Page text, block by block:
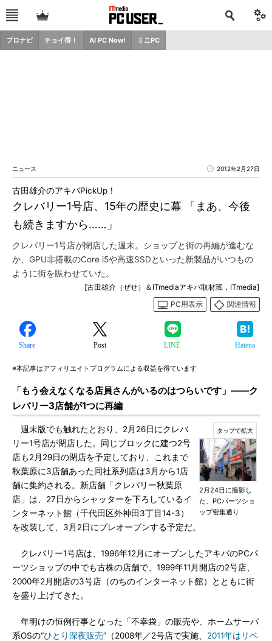
プロナビ チョイ得！ AI PC Now! ミニPC
ニュース 2012年2月27日
クレバリー1号店、15年の歴史に幕 「まあ、今後
も続きますから……」
古田雄介のアキバPickUp！
クレバリー1号店が閉店した週末。ショップと街の再編が進むな
か、GPU非搭載のCore i5や高速SSDといった新製品がいつもの
ように街を賑わせていた。
[古田雄介（ぜせ）＆ITmediaアキバ取材班，ITmedia]
PC用表示
関連情報
Share Post LINE Hatena
※本記事はアフィリエイトプログラムによる収益を得ています
「もう会えなくなる店員さんがいるのはつらいです」――ク
レバリー3店舗が1つに再編
2月24日に撮影し
た、PCパーツショ
ップ密集通り
週末版でも触れたとおり、2月26日にクレバ
リー1号店が閉店した。同じブロックに建つ2号
店も2月29日の閉店を予定しており、これまで
秋葉原に3店舗あった同社系列店は3月から1店
舗に集約される。新店舗「クレバリー秋葉原
店」は、27日からシャッターを下ろしているイ
ンターネット館（千代田区外神田3丁目14-3）
を改装して、3月2日にプレオープンする予定だ。
クレバリー1号店は、1996年12月にオープンしたアキバのPCパ
ーツショップの中でも古株の店舗で、1999年11月開店の2号店、
2000年2月開店の3号店（のちのインターネット館）とともに街
を盛り上げてきた。
年明けの恒例行事となった「不幸袋」の販売や、ホームサーバ
系OSの“ひとり深夜販売”（2008年／2号店で実施、 2011年はリベ